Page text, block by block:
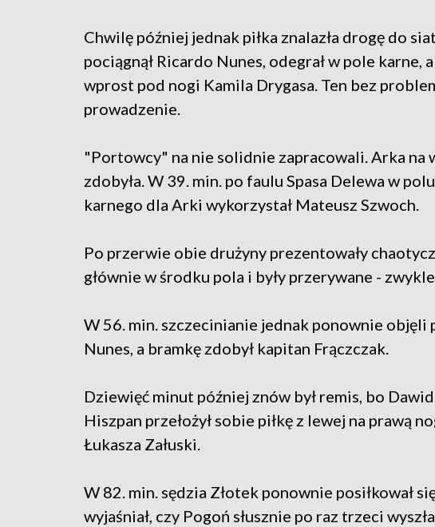
Chwilę później jednak piłka znalazła drogę do
pociągnął Ricardo Nunes, odegrał w pole karne,
wprost pod nogi Kamila Drygasa. Ten bez
prowadzenie.
"Portowcy" na nie solidnie zapracowali. Arka na
zdobyła. W 39. min. po faulu Spasa Delewa w
karnego dla Arki wykorzystał Mateusz Szwoch.
Po przerwie obie drużyny prezentowały
głównie w środku pola i były przerywane -
W 56. min. szczecinianie jednak ponownie objęli
Nunes, a bramkę zdobył kapitan Frączczak.
Dziewięć minut później znów był remis, bo
Hiszpan przełożył sobie piłkę z lewej na prawą
Łukasza Załuski.
W 82. min. sędzia Złotek ponownie posiłkował
wyjaśniał, czy Pogoń słusznie po raz trzeci